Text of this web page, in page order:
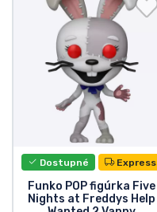
Dostupné Express
Funko POP figúrka Five
Nights at Freddys Help